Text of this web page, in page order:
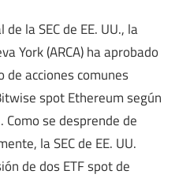
la SEC de EE. UU., la
York (ARCA) ha aprobado
acciones comunes
spot Ethereum según
se desprende de
la SEC de EE. UU.
de dos ETF spot de